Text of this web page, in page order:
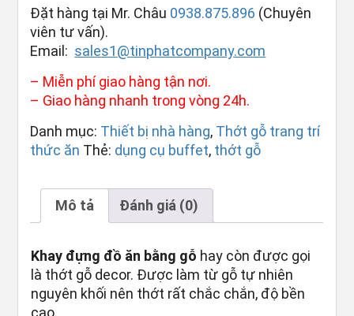
Đặt hàng tại Mr. Châu 0938.875.896 (Chuyên
viên tư vấn).
Email: sales1@tinphatcompany.com
– Miễn phí giao hàng tận nơi.
– Giao hàng nhanh trong vòng 24h.
Danh mục: Thiết bị nhà hàng, Thớt gỗ trang trí
thức ăn Thẻ: dụng cụ buffet, thớt gỗ
Mô tả Đánh giá (0)
Khay đựng đồ ăn bằng gỗ hay còn được gọi
là thớt gỗ decor. Được làm từ gỗ tự nhiên
nguyên khối nên thớt rất chắc chắn, độ bền
cao.